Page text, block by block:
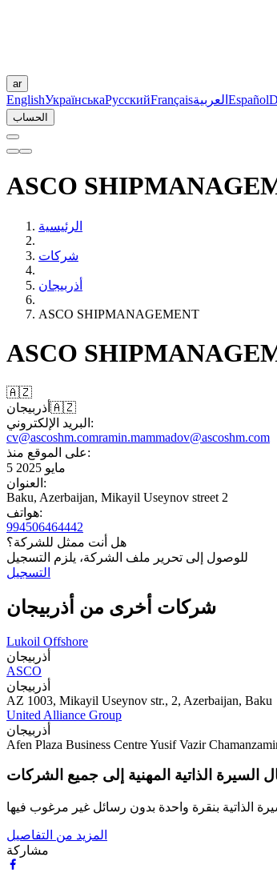
ar
EnglishУкраїнськаРусскийFrançaisالعربية Español
الحساب
ASCO
الرئيسية
شركات
أذربيجان
ASCO SHIPMANAGEMENT
ASCO
🇦🇿
أذربيجان 🇦🇿
البريد الإلكتروني:
cv@ascoshm.comramin.mammadov@ascoshm.com
على الموقع منذ:
5 مايو 2025
العنوان:
Baku, Azerbaijan, Mikayil Useynov street 2
هواتف:
994506464442
هل أنت ممثل للشركة؟
للوصول إلى تحرير ملف الشركة، يلزم التسجيل
التسجيل
شركات أخرى من أذربيجان
Lukoil Offshore
أذربيجان
ASCO
أذربيجان
AZ 1003, Mikayil Useynov str., 2, Azerbaijan, Baku
United Alliance Group
أذربيجان
Afen Plaza Business Centre Yusif Vazir
السيرة الذاتية المهنية إلى جميع الشركات
الذاتية بنقرة واحدة بدون رسائل غير مرغوب فيها
المزيد من التفاصيل
مشاركة